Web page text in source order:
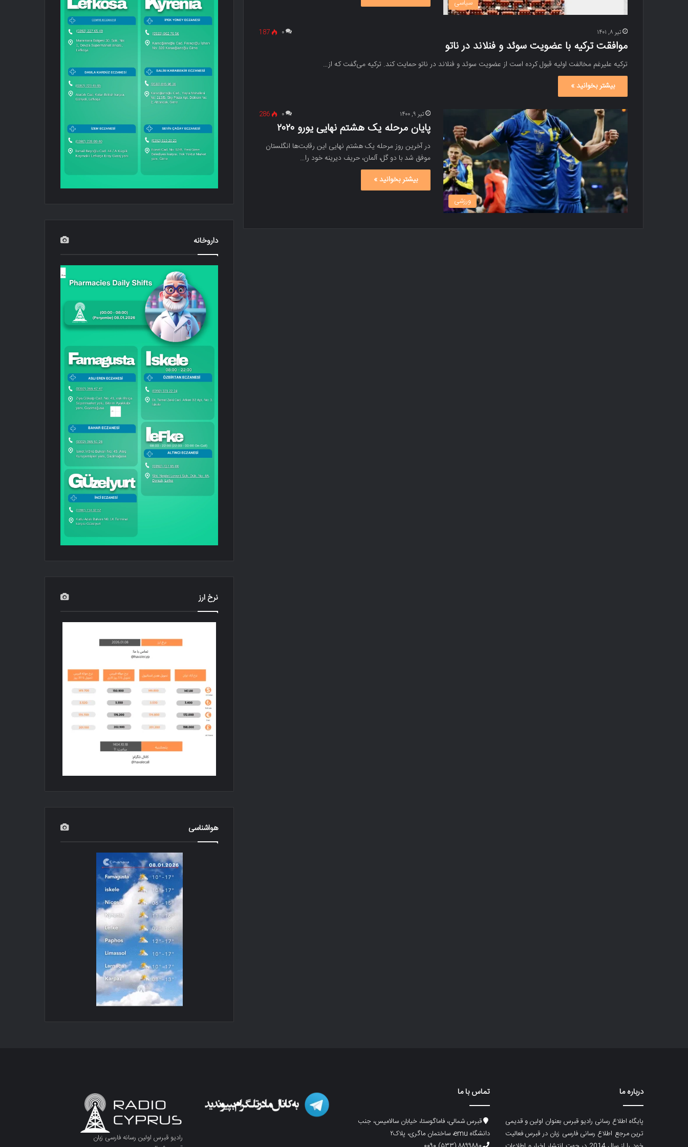
سیاسی
تیر ۸, ۱۴۰۱ ۰ 187
موافقت ترکیه با عضویت سوئد و فنلاند در ناتو
ترکیه علیرغم مخالفت اولیه قبول کرده است از عضویت سوئد و فنلاند در ناتو حمایت کند. ترکیه می‌گفت که از…
بیشتر بخوانید »
ورزشی
تیر ۹, ۱۴۰۰ ۰ 286
پایان مرحله یک هشتم نهایی یورو ۲۰۲۰
در آخرین روز مرحله یک هشتم نهایی این رقابت‌ها انگلستان
موفق شد با دو گل، آلمان، حریف دیرینه خود را…
بیشتر بخوانید »
داروخانه
نرخ ارز
هواشناسی
درباره ما
پایگاه اطلاع رسانی رادیو قبرس بعنوان اولین و قدیمی
ترین مرجع اطلاع رسانی فارسی زبان در قبرس فعالیت
تماس با ما
قبرس شمالی، فاماگوستا، خیابان سالامیس، جنب
دانشگاه emu، ساختمان ماگری، پلاک۲
رادیو قبرس اولین رسانه فارسی زبان